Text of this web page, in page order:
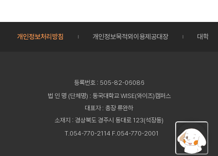
개인정보처리방침 개인정보목적외이용제공대장 대학정
등록번호 : 505-82-06086
법 인 명 (단체명) : 동국대학교 WISE(와이즈)캠퍼스
대표자 : 총장 류완하
소재지 : 경상북도 경주시 동대로 123(석장동)
T.054-770-2114 F.054-770-2001